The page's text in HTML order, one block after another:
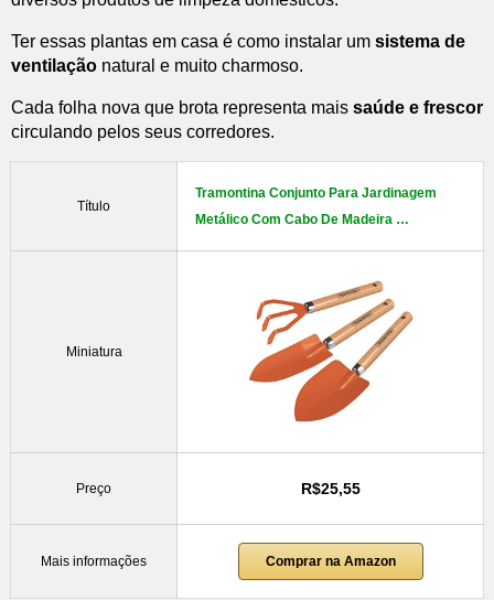
Ter essas plantas em casa é como instalar um sistema de
ventilação natural e muito charmoso.
Cada folha nova que brota representa mais saúde e frescor
circulando pelos seus corredores.
Título
Tramontina Conjunto Para Jardinagem
Metálico Com Cabo De Madeira …
Miniatura
Preço R$25,55
Mais informações Comprar na Amazon